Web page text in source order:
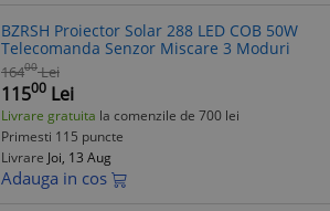
BZRSH Proiector Solar 288 LED COB 50W
Telecomanda Senzor Miscare 3 Moduri
16400 Lei
11500 Lei
Livrare gratuita la comenzile de 700 lei
Primesti 115 puncte
Livrare Joi, 13 Aug
Adauga in cos